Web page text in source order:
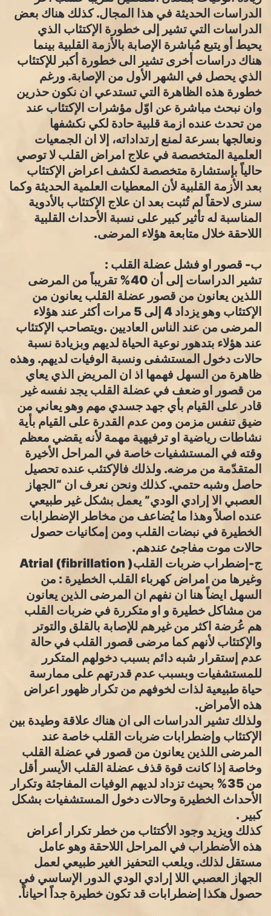
الدراسات الحديثة في هذا المجال. كذلك هناك بعض
الدراسات التي تشير إلى خطورة الإكتئاب الذي
يحيط أو يتبع مُباشرة الإصابة بالأزمة القلبية بينما
هناك دراسات أخرى تشير الى خطورة أكبر للإكتئاب
الذي يحصل في الشهر الأول من الإصابة. ورغم
خطورة هذه الظاهرة التي تستدعي ان نكون حذرين
وان نبحث مباشرة عن اوّل مؤشرات الإكتئاب عند
من تحدث عنده ازمة قلبية حادة لكي نكشفها
ونعالجها بسرعة لمنع إرتداداته، إلا ان الجمعيات
العلمية المتخصصة في علاج امراض القلب لا توصي
حالياً بإستشارة متخصصة لكشف اعراض الإكتئاب
بعد الأزمة القلبية لأن المعطيات العلمية الحديثة وكما
سنرى لاحقاً لم تُثبت بعد ان علاج الإكتئاب بالأدوية
المناسبة له تأثير كبير على نسبة الأحداث القلبية
اللاحقة خلال متابعة هؤلاء المرضى.
ب- قصور او فشل عضلة القلب :
تشير الدراسات إلى أن 40% تقريباً من المرضى
اللذين يعانون من قصور عضلة القلب يعانون من
الإكتئاب وهو يزداد 4 إلى 5 مرات أكثر عند هؤلاء
المرضى من عند الناس العاديين .ويتصاحب الإكتئاب
عند هؤلاء بتدهور نوعية الحياة لديهم وبزيادة نسبة
حالات دخول المستشفى ونسبة الوفيات لديهم. وهذه
ظاهرة من السهل فهمها اذ ان المريض الذي يعاي
من قصور او ضعف في عضلة القلب يجد نفسه غير
قادر على القيام بأي جهد جسدي مهم وهو يعاني من
ضيق تنفس مزمن ومن عدم القدرة على القيام بأية
نشاطات رياضية او ترفيهية مهمة لأنه يقضي معظم
وقته في المستشفيات خاصة في المراحل الأخيرة
المتقدّمة من مرضه. ولذلك فالإكتئب عنده تحصيل
حاصل وشبه حتمي. كذلك ونحن نعرف ان “الجهاز
العصبي الا إرادي الودي” يعمل بشكل غير طبيعي
عنده اصلاً وهذا ما يُضاعف من مخاطر الإضطرابات
الخطيرة في نبضات القلب ومن إمكانيات حصول
حالات موت مفاجئ عندهم.
ج-إضطراب ضربات القلب( Atrial (fibrillation
وغيرها من امراض كهرباء القلب الخطيرة : من
السهل ايضاً هنا ان نفهم ان المرضى الذين يعانون
من مشاكل خطيرة و او متكررة في ضربات القلب
هم عُرضة اكثر من غيرهم للإصابة بالقلق والتوتر
والإكتئاب لأنهم كما مرضى قصور القلب في حالة
عدم إستقرار شبه دائم بسبب دخولهم المتكرر
للمستشفيات وبسبب عدم قدرتهم على ممارسة
حياة طبيعية لذات لخوفهم من تكرار ظهور اعراض
هذه الأمراض.
ولذلك تشير الدراسات الى ان هناك علاقة وطيدة بين
الإكتئاب وإضطرابات ضربات القلب خاصة عند
المرضى اللذين يعانون من قصور في عضلة القلب
وخاصة إذا كانت قوة قذف عضلة القلب الأيسر أقل
من 35% بحيث تزداد لديهم الوفيات المفاجئة وتكرار
الأحداث الخطيرة وحالات دخول المستشفيات بشكل
كبير .
كذلك ويزيد وجود الأكتئاب من خطر تكرار أعراض
هذه الأضطراب في المراحل اللاحقة وهو عامل
مستقل لذلك. ويلعب التحفيز الغير طبيعي لعمل
الجهاز العصبي اللا إرادي الودي الدور الإساسي في
حصول هكذا إضطرابات قد تكون خطيرة جداً احياناً.